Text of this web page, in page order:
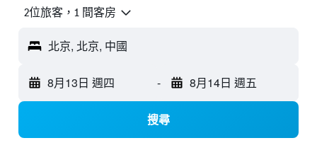
2位旅客，1 間客房
北京, 北京, 中國
8月13日 週四 - 8月14日 週五
搜尋